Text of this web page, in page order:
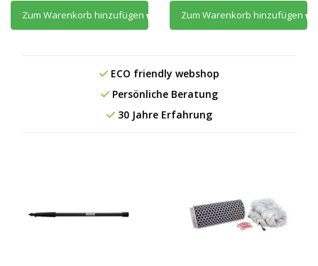
Zum Warenkorb hinzufügen Zum Warenkorb hinzufügen
ECO friendly webshop
Persönliche Beratung
30 Jahre Erfahrung